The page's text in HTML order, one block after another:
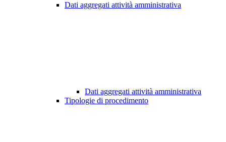
Dati aggregati attività amministrativa
Dati aggregati attività amministrativa
Tipologie di procedimento